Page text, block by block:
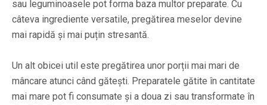
sau leguminoasele pot forma baza multor preparate. Cu
câteva ingrediente versatile, pregătirea meselor devine
mai rapidă și mai puțin stresantă.
Un alt obicei util este pregătirea unor porții mai mari de
mâncare atunci când gătești. Preparatele gătite în cantitate
mai mare pot fi consumate și a doua zi sau transformate în